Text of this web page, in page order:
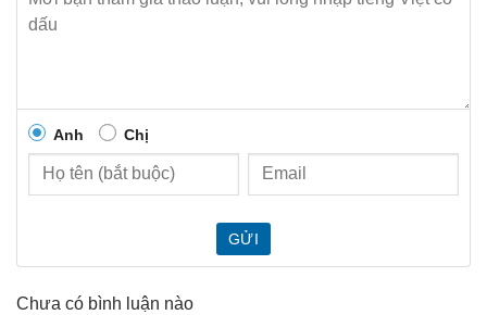
Anh Chị
GỬI
Chưa có bình luận nào